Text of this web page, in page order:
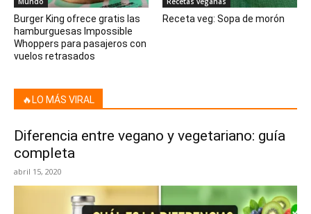
Burger King ofrece gratis las
hamburguesas Impossible
Whoppers para pasajeros con
vuelos retrasados
Receta veg: Sopa de morón
🔥LO MÁS VIRAL
Diferencia entre vegano y vegetariano: guía
completa
abril 15, 2020